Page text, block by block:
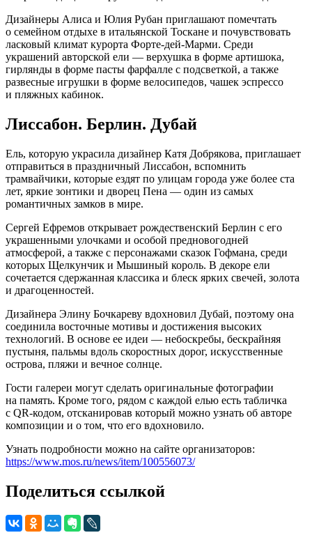
Дизайнеры Алиса и Юлия Рубан приглашают помечтать
о семейном отдыхе в итальянской Тоскане и почувствовать
ласковый климат курорта Форте-дей-Марми. Среди
украшений авторской ели — верхушка в форме артишока,
гирлянды в форме пасты фарфалле с подсветкой, а также
развесные игрушки в форме велосипедов, чашек эспрессо
и пляжных кабинок.
Лиссабон. Берлин. Дубай
Ель, которую украсила дизайнер Катя Добрякова, приглашает
отправиться в праздничный Лиссабон, вспомнить
трамвайчики, которые ездят по улицам города уже более ста
лет, яркие зонтики и дворец Пена — один из самых
романтичных замков в мире.
Сергей Ефремов открывает рождественский Берлин с его
украшенными улочками и особой предновогодней
атмосферой, а также с персонажами сказок Гофмана, среди
которых Щелкунчик и Мышиный король. В декоре ели
сочетается сдержанная классика и блеск ярких свечей, золота
и драгоценностей.
Дизайнера Элину Бочкареву вдохновил Дубай, поэтому она
соединила восточные мотивы и достижения высоких
технологий. В основе ее идеи — небоскребы, бескрайняя
пустыня, пальмы вдоль скоростных дорог, искусственные
острова, пляжи и вечное солнце.
Гости галереи могут сделать оригинальные фотографии
на память. Кроме того, рядом с каждой елью есть табличка
с QR-кодом, отсканировав который можно узнать об авторе
композиции и о том, что его вдохновило.
Узнать подробности можно на сайте организаторов:
https://www.mos.ru/news/item/100556073/
Поделиться ссылкой